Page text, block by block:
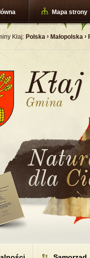
Kłaj: Polska › Małopolska ›
Mapa strony